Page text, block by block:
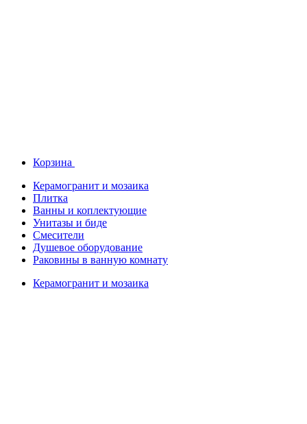
Корзина
Керамогранит и мозаика
Плитка
Ванны и коплектующие
Унитазы и биде
Смесители
Душевое оборудование
Раковины в ванную комнату
Керамогранит и мозаика